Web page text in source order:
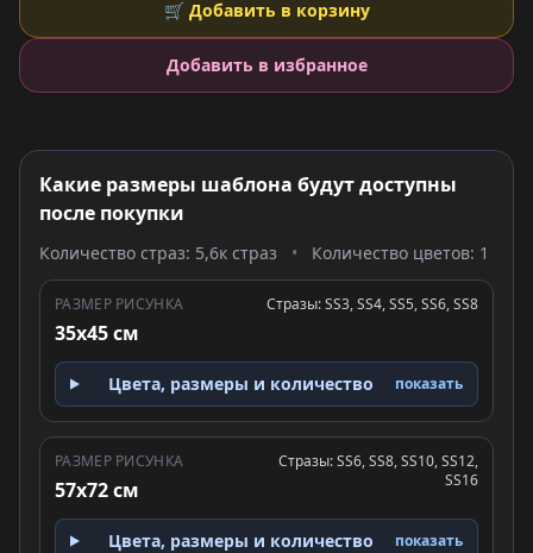
🛒 Добавить в корзину
Добавить в избранное
Какие размеры шаблона будут доступны
после покупки
Количество страз: 5,6к страз • Количество цветов: 1
РАЗМЕР РИСУНКА
35x45 см
Стразы: SS3, SS4, SS5, SS6, SS8
Цвета, размеры и количество показать
РАЗМЕР РИСУНКА
57x72 см
Стразы: SS6, SS8, SS10, SS12,
SS16
Цвета, размеры и количество показать